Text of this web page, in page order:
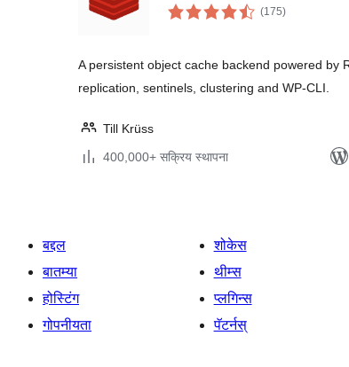
(175एकूण
मूल्यांकन
)
A persistent object cache backend powered by
replication, sentinels, clustering and WP-CLI.
Till Krüss
400,000+ सक्रिय स्थापना
बद्दल
बातम्या
होस्टिंग
गोपनीयता
शोकेस
थीम्स
प्लगिन्स
पॅटर्नस्